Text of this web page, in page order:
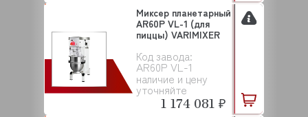
Код завода:
AR60P VL-1
наличие и цену
уточняйте
Миксер планетарный
AR60P VL-1 (для
пиццы) VARIMIXER
1 174 081 ₽